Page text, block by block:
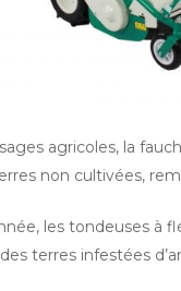
agricoles, la
non cultivées,
les tondeuses à
terres infestées